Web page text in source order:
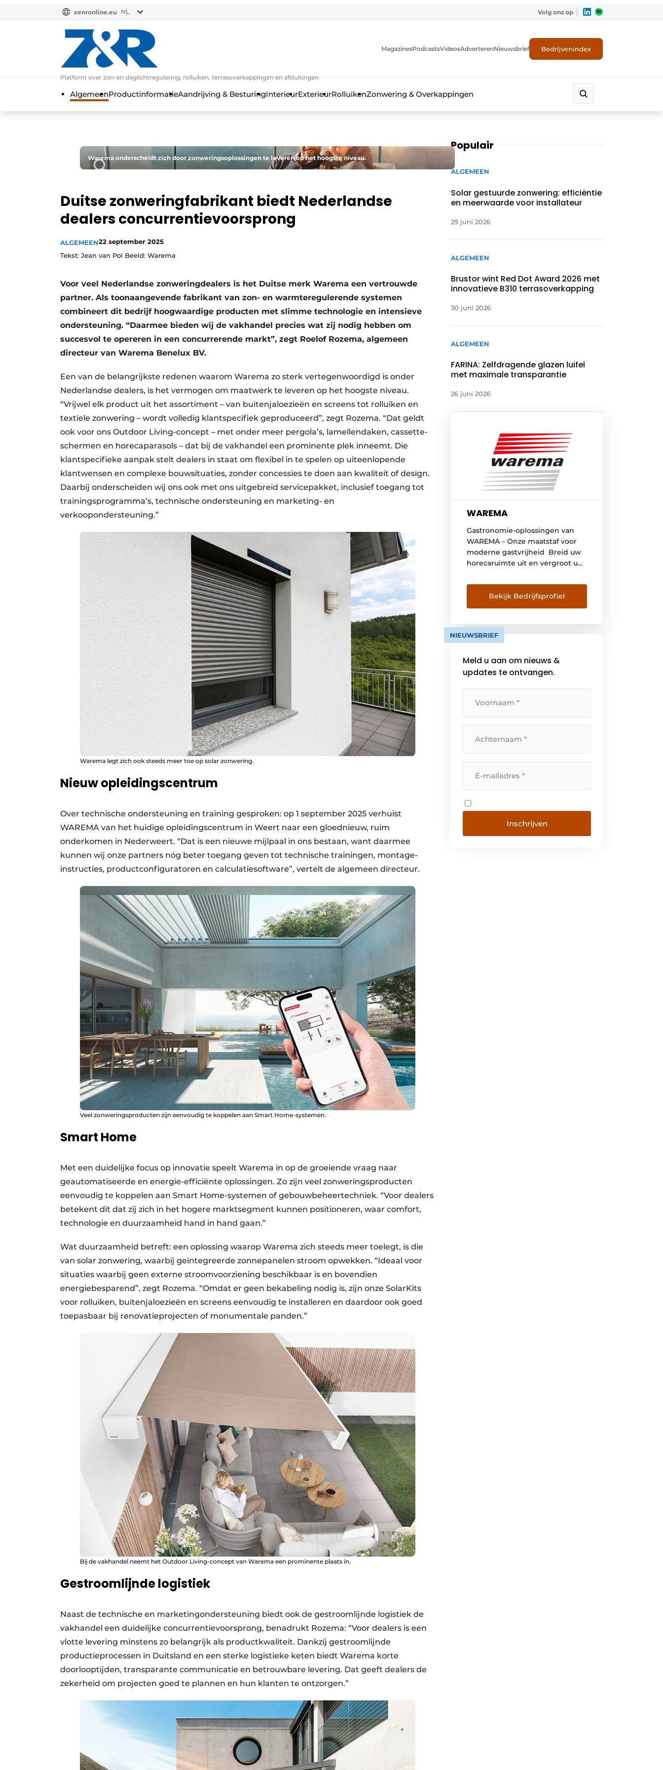
zenronline.eu NL Volg ons op
Platform over zon-en daglichtregulering, rolluiken, terrasoverkappingen en afsluitingen
MagazinesPodcastsVideosAdverterenNieuwsbrief Bedrijvenindex
AlgemeenProductinformatieAandrijving & BesturingInterieurExterieurRolluikenZonwering & Overkappingen
Warema onderscheidt zich door zonweringsoplossingen te leveren op het hoogste niveau.
Duitse zonweringfabrikant biedt Nederlandse
dealers concurrentievoorsprong
ALGEMEEN22 september 2025
Tekst: Jean van Pol Beeld: Warema
Voor veel Nederlandse zonweringdealers is het Duitse merk Warema een vertrouwde
partner. Als toonaangevende fabrikant van zon- en warmteregulerende systemen
combineert dit bedrijf hoogwaardige producten met slimme technologie en intensieve
ondersteuning. “Daarmee bieden wij de vakhandel precies wat zij nodig hebben om
succesvol te opereren in een concurrerende markt”, zegt Roelof Rozema, algemeen
directeur van Warema Benelux BV.
Een van de belangrijkste redenen waarom Warema zo sterk vertegenwoordigd is onder
Nederlandse dealers, is het vermogen om maatwerk te leveren op het hoogste niveau.
“Vrijwel elk product uit het assortiment – van buiten­jaloezieën en screens tot rolluiken en
textiele zonwering – wordt volledig klantspecifiek geproduceerd”, zegt Rozema. “Dat geldt
ook voor ons Outdoor Living-concept – met onder meer pergola’s, lamellendaken, cassette­
schermen en horecaparasols – dat bij de vakhandel een prominente plek inneemt. Die
klantspecifieke aanpak stelt dealers in staat om flexibel in te spelen op uiteenlopende
klantwensen en complexe bouwsituaties, zonder concessies te doen aan kwaliteit of design.
Daarbij onderscheiden wij ons ook met ons uitgebreid servicepakket, inclusief toegang tot
trainingsprogramma’s, technische ondersteuning en marketing- en
verkoopondersteuning.”
Warema legt zich ook steeds meer toe op solar zonwering.
Nieuw opleidingscentrum
Over technische ondersteuning en training gesproken: op 1 september 2025 verhuist
WAREMA van het huidige opleidingscentrum in Weert naar een gloednieuw, ruim
onderkomen in Nederweert. “Dat is een nieuwe mijlpaal in ons bestaan, want daarmee
kunnen wij onze partners nóg beter toegang geven tot technische trainingen, montage-
instructies, productconfiguratoren en calculatiesoftware”, vertelt de algemeen directeur.
Veel zonweringsproducten zijn eenvoudig te koppelen aan Smart Home-systemen.
Smart Home
Met een duidelijke focus op innovatie speelt Warema in op de groeiende vraag naar
geautomatiseerde en energie-efficiënte oplossingen. Zo zijn veel zonweringsproducten
eenvoudig te koppelen aan Smart Home-systemen of gebouwbeheertechniek. “Voor dealers
betekent dit dat zij zich in het hogere marktsegment kunnen positioneren, waar comfort,
technologie en duurzaamheid hand in hand gaan.”
Wat duurzaamheid betreft: een oplossing waarop Warema zich steeds meer toelegt, is die
van solar zonwering, waarbij geïntegreerde zonnepanelen stroom opwekken. “Ideaal voor
situaties waarbij geen externe stroomvoorziening beschikbaar is en bovendien
energiebesparend”, zegt Rozema. “Omdat er geen bekabeling nodig is, zijn onze SolarKits
voor rolluiken, buitenjaloezieën en screens eenvoudig te installeren en daardoor ook goed
toepasbaar bij renovatieprojecten of monumentale panden.”
Bij de vakhandel neemt het Outdoor Living-concept van Warema een prominente plaats in.
Gestroomlijnde logistiek
Naast de technische en marketingondersteuning biedt ook de gestroomlijnde logistiek de
vakhandel een duidelijke concurrentievoorsprong, benadrukt Rozema: “Voor dealers is een
vlotte levering minstens zo belangrijk als productkwaliteit. Dankzij gestroomlijnde
productieprocessen in Duitsland en een sterke logistieke keten biedt Warema korte
doorlooptijden, transparante communicatie en betrouwbare levering. Dat geeft dealers de
zekerheid om projecten goed te plannen en hun klanten te ontzorgen.”
Populair
ALGEMEEN
Solar gestuurde zonwering: efficiëntie
en meerwaarde voor installateur
29 juni 2026
ALGEMEEN
Brustor wint Red Dot Award 2026 met
innovatieve B310 terrasoverkapping
30 juni 2026
ALGEMEEN
FARINA: Zelfdragende glazen luifel
met maximale transparantie
26 juni 2026
WAREMA
Gastronomie-oplossingen van
WAREMA – Onze maatstaf voor
moderne gastvrijheid Breid uw
horecaruimte uit en vergroot uw
winstgevend. Trek gasten aan
met een overtuigende style in
uw buitenbereik. Daarbij horen
ook het hoogste comfort
alsmede een betrouwbare en
weersinvloeden. Met WAREMA
creëert u de perfecte oplossing.
Bekijk Bedrijfsprofiel
NIEUWSBRIEF
Meld u aan om nieuws &
updates te ontvangen.
Inschrijven